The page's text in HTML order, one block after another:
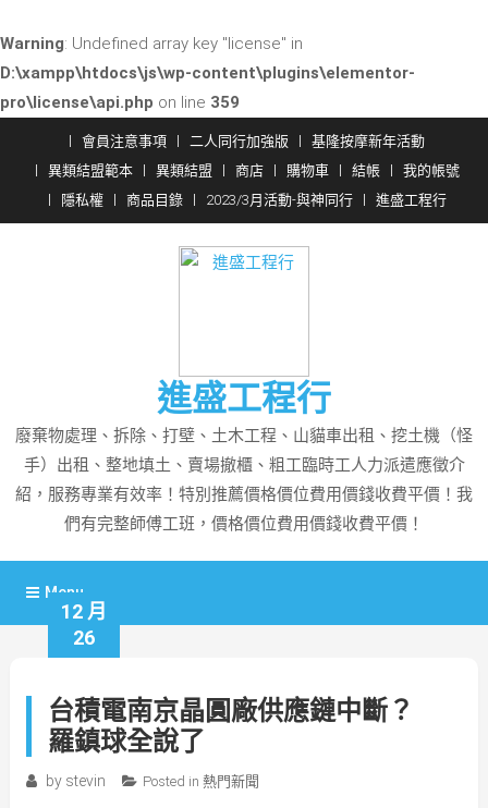
Warning: Undefined array key "license" in
D:\xampp\htdocs\js\wp-content\plugins\elementor-
pro\license\api.php on line 359
content
會員注意事項 二人同行加強版
基隆按摩新年活動
異類結盟範本
異類結盟 商店 購物車 結帳
我的帳號
隱私權
商品目錄 2023/3月活動-與神同行 進盛工程行
進盛工程行
廢棄物處理、拆除、打壁、土木工程、山貓車出租、挖土機（怪
手）出租、整地填土、賣場撤櫃、粗工臨時工人力派遣應徵介
紹，服務專業有效率！特別推薦價格價位費用價錢收費平價！我
們有完整師傅工班，價格價位費用價錢收費平價！
Menu
12 月
26
台積電南京晶圓廠供應鏈中斷？
羅鎮球全說了
by stevin Posted in 熱門新聞